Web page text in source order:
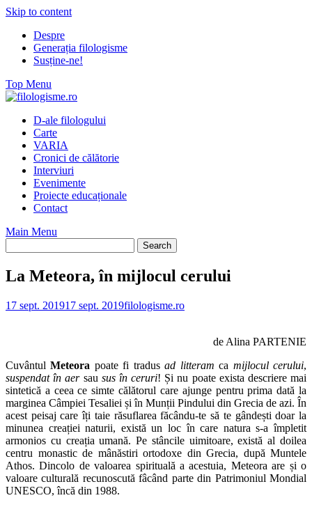
Skip to content
Despre
Generația filologisme
Susține-ne!
Top Menu
D-ale filologului
Carte
VARIA
Cronici de călătorie
Interviuri
Evenimente
Proiecte educaționale
Contact
Main Menu
La Meteora, în mijlocul cerului
17 sept. 201917 sept. 2019filologisme.ro
de Alina PARTENIE
CuvântulMeteora poate fi tradusad litteram ca mijlocul cerului,
suspendat în aersau sus în ceruri! Și nu poate exista descriere mai
sintetică a ceea ce simte călătorul care ajunge pentru prima dată la
marginea Câmpiei Tesaliei și în Munții Pindului din Grecia de azi. În
acest peisaj care îți taie răsuflarea făcându-te să te gândești doar la
minunea creației naturii, există un loc în care natura s-a împletit
armonios cu creația umană. Pe stâncile uimitoare, există al doilea
centru monastic de mânăstiri ortodoxe din Grecia, după Muntele
Athos. Dincolo de valoarea spirituală a acestuia, Meteora are și o
valoare culturală recunoscută fâcând parte din Patrimoniul Mondial
UNESCO, încă din 1988.